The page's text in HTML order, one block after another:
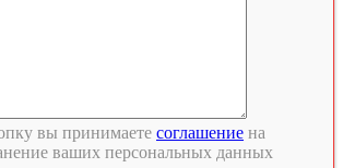
вы принимаете соглашение на
ваших персональных данных